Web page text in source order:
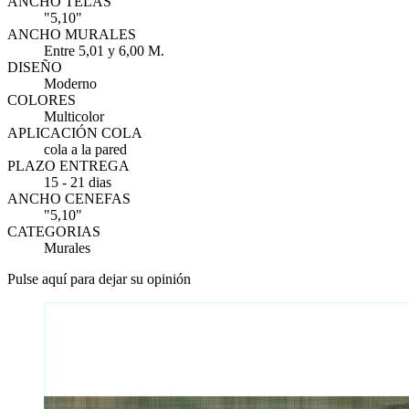
"5,10"
ANCHO MURALES
Entre 5,01 y 6,00 M.
DISEÑO
Moderno
COLORES
Multicolor
APLICACIÓN COLA
cola a la pared
PLAZO ENTREGA
15 - 21 dias
ANCHO CENEFAS
"5,10"
CATEGORIAS
Murales
Pulse aquí para dejar su opinión